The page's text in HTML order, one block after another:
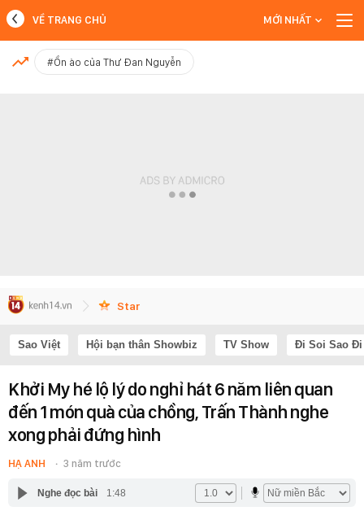
MỚI NHẤT
VỀ TRANG CHỦ MỚI NHẤT
#Ồn ào của Thư Đan Nguyễn
Star
Sao Việt Hội bạn thân Showbiz TV Show Đi Soi Sao Đi
Khởi My hé lộ lý do nghỉ hát 6 năm liên quan
đến 1 món quà của chồng, Trấn Thành nghe
xong phải đứng hình
HẠ ANH 3 năm trước
Nghe đọc bài 1:48